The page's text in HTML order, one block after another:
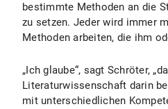
bestimmte Methoden an die
zu setzen. Jeder wird immer
Methoden arbeiten, die ihm
„Ich glaube“, sagt Schröter,
Literaturwissenschaft darin
mit unterschiedlichen